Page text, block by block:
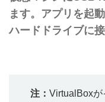
ます。アプリを起
ハードドライブに接
注： VirtualBoxが